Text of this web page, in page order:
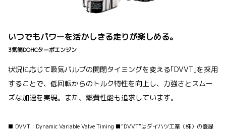
いつでもパワーを活かしきる走りが楽しめる。
3気筒DOHCターボエンジン
状況に応じて吸気バルブの開閉タイミングを変える｢DVVT｣を採用
することで、低回転からのトルク特性を向上し、力強さとスムー
ズな加速を実現。また、燃費性能も追求しています。
■ DVVT：Dynamic Variable Valve Timing ■“DVVT”はダイハツ工業（株）の登録